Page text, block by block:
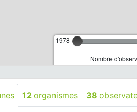
1978
Nombre
12 organismes 38